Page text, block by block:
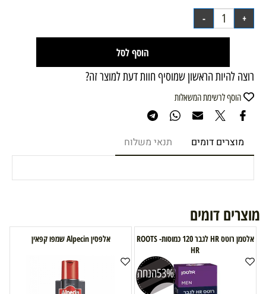
הוסף לסל
רוצה להיות הראשון שמוסיף חוות דעת למוצר זה?
הוסף לרשימת המשאלות
מוצרים דומים תנאי משלוח
מוצרים דומים
אלטמן רוטס HR לגבר 120 כמוסות- ROOTS
HR
53%הנחה
אלפסין Alpecin שמפו קפאין